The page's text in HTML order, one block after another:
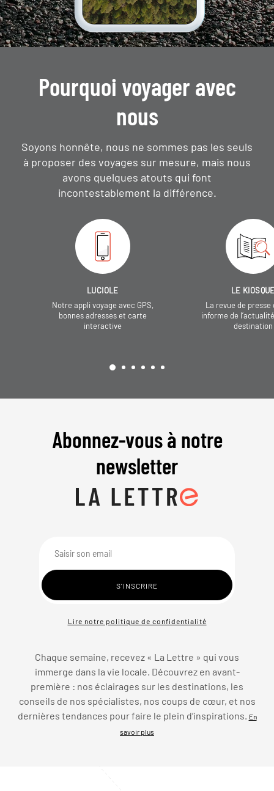
Pourquoi voyager avec
nous
Soyons honnête, nous ne sommes pas les seuls
à proposer des voyages sur mesure, mais nous
avons quelques atouts qui font
incontestablement la différence.
LUCIOLE
Notre appli voyage avec GPS,
bonnes adresses et carte
interactive
LE
La revue de presse
informe de
destination
Abonnez-vous à notre
newsletter
Lire notre politique de confidentialité
Chaque semaine, recevez « La Lettre » qui vous
immerge dans la vie locale. Découvrez en avant-
première : nos éclairages sur les destinations, les
conseils de nos spécialistes, nos coups de cœur, et nos
dernières tendances pour faire le plein d’inspirations.
En
savoir plus